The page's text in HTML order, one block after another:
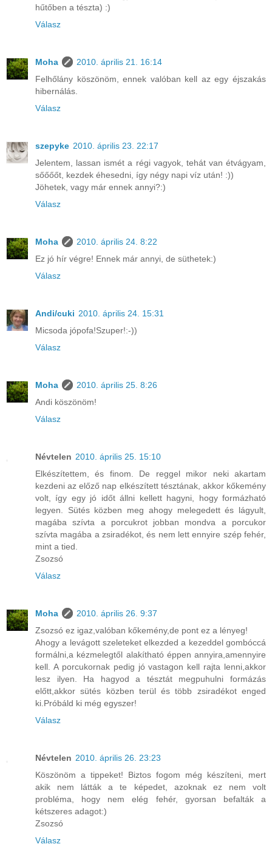
hűtőben a tészta) :)
Válasz
Moha
2010. április 21. 16:14
Felhőlány köszönöm, ennek valóban kell az egy éjszakás
hibernálás.
Válasz
szepyke 2010. április 23. 22:17
Jelentem, lassan ismét a régi vagyok, tehát van étvágyam,
sőőőőt, kezdek éhesedni, így négy napi víz után! :))
Jöhetek, vagy már ennek annyi?:)
Válasz
Moha
2010. április 24. 8:22
Ez jó hír végre! Ennek már annyi, de süthetek:)
Válasz
Andi/cuki 2010. április 24. 15:31
Micsoda jópofa!Szuper!:-))
Válasz
Moha
2010. április 25. 8:26
Andi köszönöm!
Válasz
Névtelen 2010. április 25. 15:10
Elkészítettem, és finom. De reggel mikor neki akartam
kezdeni az előző nap elkészített tésztának, akkor kőkemény
volt, így egy jó időt állni kellett hagyni, hogy formázható
legyen. Sütés közben meg ahogy melegedett és lágyult,
magába szívta a porcukrot jobban mondva a porcukor
szívta magába a zsiradékot, és nem lett ennyire szép fehér,
mint a tied.
Zsozsó
Válasz
Moha
2010. április 26. 9:37
Zsozsó ez igaz,valóban kőkemény,de pont ez a lényeg!
Ahogy a levágott szeleteket elkezded a kezeddel gombóccá
formálni,a kézmelegtől alakítható éppen annyira,amennyire
kell. A porcukornak pedig jó vastagon kell rajta lenni,akkor
lesz ilyen. Ha hagyod a tésztát megpuhulni formázás
előtt,akkor sütés közben terül és több zsiradékot enged
ki.Próbáld ki még egyszer!
Válasz
Névtelen 2010. április 26. 23:23
Köszönöm a tippeket! Biztos fogom még készíteni, mert
akik nem látták a te képedet, azoknak ez nem volt
probléma, hogy nem elég fehér, gyorsan befalták a
kétszeres adagot:)
Zsozsó
Válasz